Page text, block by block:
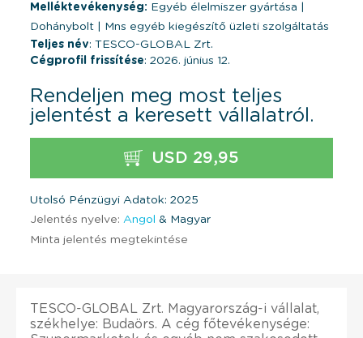
Melléktevékenység: Egyéb élelmiszer gyártása
Dohánybolt
Mns egyéb kiegészítő üzleti szolgáltatás
Teljes név: TESCO-GLOBAL Zrt.
Cégprofil frissítése: 2026. június 12.
Rendeljen meg most teljes
jelentést a keresett vállalatról.
USD 29,95
Utolsó Pénzügyi Adatok: 2025
Jelentés nyelve: Angol & Magyar
Minta jelentés megtekintése
TESCO-GLOBAL Zrt. Magyarország-i vállalat,
székhelye: Budaörs. A cég főtevékenysége: